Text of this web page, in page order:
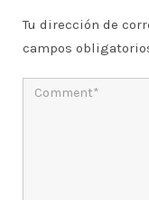
Tu dirección de
campos